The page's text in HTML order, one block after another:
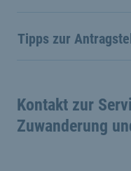
Tipps zur
Kontakt zur
Zuwanderung